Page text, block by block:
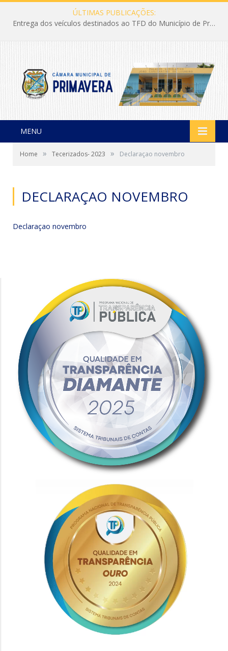
ÚLTIMAS PUBLICAÇÕES:
Entrega dos veículos destinados ao TFD do Município de Primavera
MENU
Home » Tecerizados- 2023 » Declaraçao novembro
DECLARAÇAO NOVEMBRO
Declaraçao novembro